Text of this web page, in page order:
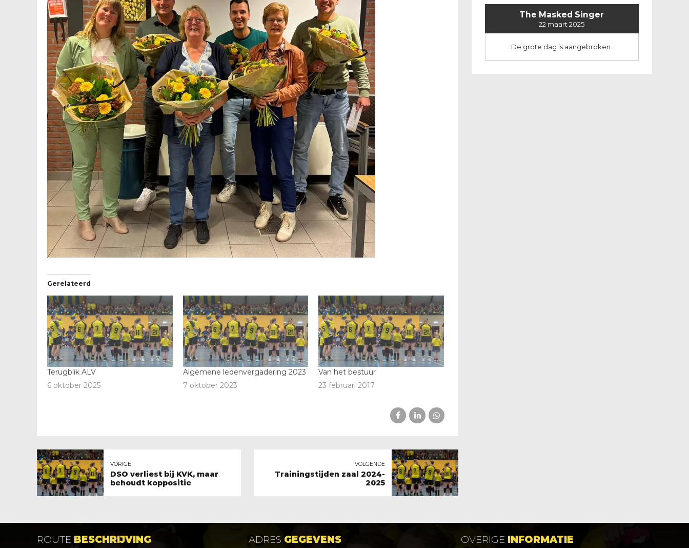
Gerelateerd
Terugblik ALV
6 oktober 2025
Algemene ledenvergadering 2023
7 oktober 2023
Van het bestuur
23 februari 2017
VORIGE
DSO verliest bij KVK, maar
behoudt koppositie
VOLGENDE
Trainingstijden zaal 2024-
2025
The Masked Singer
22 maart 2025
De grote dag is aangebroken.
ROUTE BESCHRIJVING ADRES GEGEVENS OVERIGE INFORMATIE